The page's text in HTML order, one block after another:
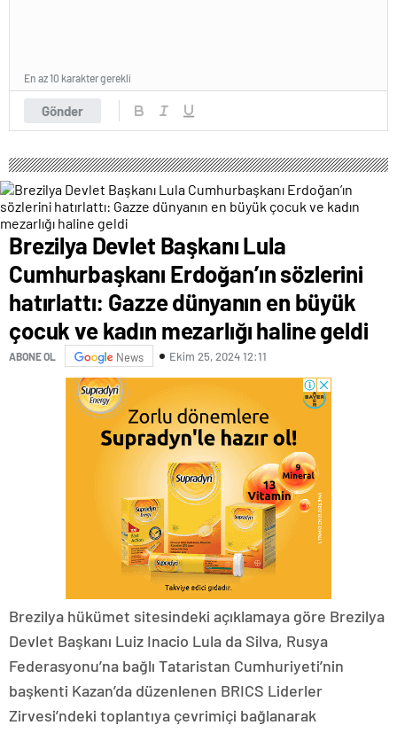
Gönder
En az 10 karakter gerekli
Brezilya Devlet Başkanı Lula
Cumhurbaşkanı Erdoğan’ın sözlerini
hatırlattı: Gazze dünyanın en büyük
çocuk ve kadın mezarlığı haline geldi
ABONE OL News Ekim 25, 2024 12:11
Brezilya hükümet sitesindeki açıklamaya göre Brezilya
Devlet Başkanı Luiz Inacio Lula da Silva, Rusya
Federasyonu’na bağlı Tataristan Cumhuriyeti’nin
başkenti Kazan’da düzenlenen BRICS Liderler
Zirvesi’ndeki toplantıya çevrimiçi bağlanarak